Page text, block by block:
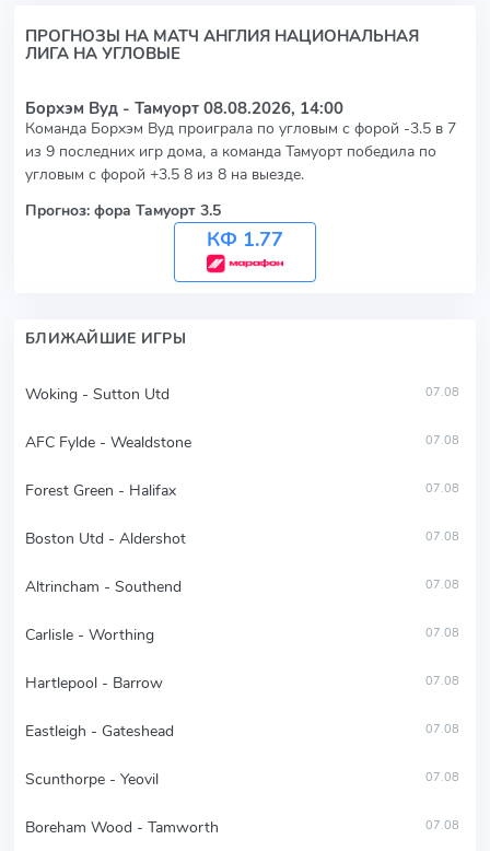
ПРОГНОЗЫ НА МАТЧ АНГЛИЯ НАЦИОНАЛЬНАЯ
ЛИГА НА УГЛОВЫЕ
Борхэм Вуд - Тамуорт 08.08.2026, 14:00
Команда Борхэм Вуд проиграла по угловым с форой -3.5 в 7
из 9 последних игр дома, а команда Тамуорт победила по
угловым с форой +3.5 8 из 8 на выезде.
Прогноз: фора Тамуорт 3.5
КФ 1.77
БЛИЖАЙШИЕ ИГРЫ
Woking - Sutton Utd 07.08
AFC Fylde - Wealdstone 07.08
Forest Green - Halifax 07.08
Boston Utd - Aldershot 07.08
Altrincham - Southend 07.08
Carlisle - Worthing 07.08
Hartlepool - Barrow 07.08
Eastleigh - Gateshead 07.08
Scunthorpe - Yeovil 07.08
Boreham Wood - Tamworth 07.08